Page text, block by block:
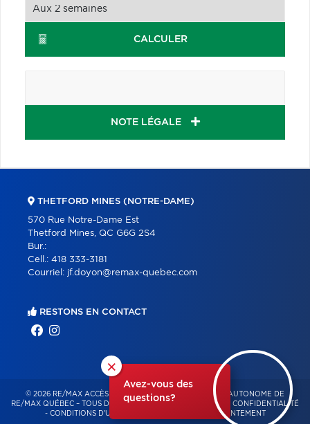
CALCULER
NOTE LÉGALE
×
Avez-vous des
questions?
THETFORD MINES (NOTRE-DAME)
570 Rue Notre-Dame Est
Thetford Mines, QC G6G 2S4
Bur.:
Cell.: 418 333-3181
Courriel: jf.doyon@remax-quebec.com
RESTONS EN CONTACT
© 2026 RE/MAX ACCÈS – FRANCHISÉ INDÉPENDANT ET AUTONOME DE
RE/MAX QUÉBEC – TOUS DROITS RÉSERVÉS -
POLITIQUE DE CONFIDENTIALITÉ
- CONDITIONS D'UTILISATION GESTION DU CONSENTEMENT